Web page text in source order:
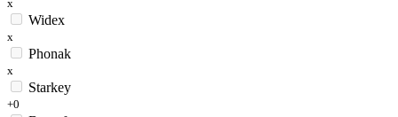
x
Widex
x
Phonak
x
Starkey
+0